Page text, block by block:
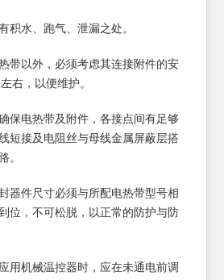
水、跑气、泄漏之处。
以外，必须考虑其连接附件的安
右，以便维护。
电热带及附件，各接点间有足够
短接及电阻丝与母线金属屏蔽层搭
。
件尺寸必须与所配电热带型号相
位，不可松脱，以正常的防护与防
机械温控器时，应在未通电前调